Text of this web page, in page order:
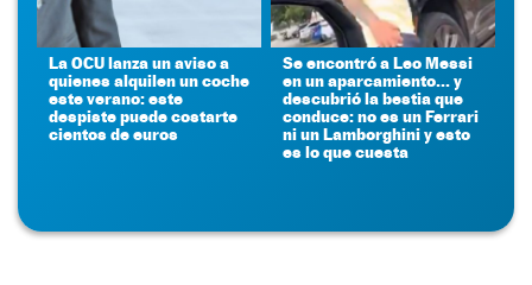
La OCU lanza un aviso a
quienes alquilen un coche
este verano: este
despiste puede costarte
cientos de euros
Se encontró a Leo Messi
en un aparcamiento... y
descubrió la bestia que
conduce: no es un Ferrari
ni un Lamborghini y esto
es lo que cuesta